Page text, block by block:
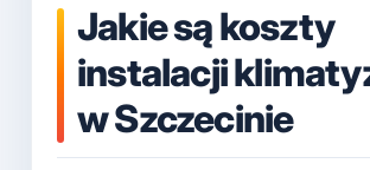
Jakie są koszty
instalacji
w Szczecinie